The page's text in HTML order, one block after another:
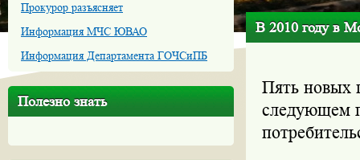
Прокурор разъясняет
Информация МЧС ЮВАО
Информация Департамента ГОЧСиПБ
Полезно знать
В 2010 году в
Пять новых
следующем